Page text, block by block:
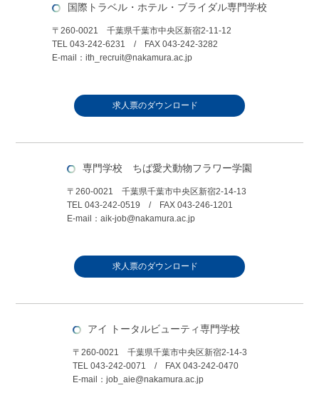
国際トラベル・ホテル・ブライダル専門学校
〒260-0021 千葉県千葉市中央区新宿2-11-12
TEL 043-242-6231 / FAX 043-242-3282
E-mail：ith_recruit@nakamura.ac.jp
求人票のダウンロード
専門学校 ちば愛犬動物フラワー学園
〒260-0021 千葉県千葉市中央区新宿2-14-13
TEL 043-242-0519 / FAX 043-246-1201
E-mail：aik-job@nakamura.ac.jp
求人票のダウンロード
アイ トータルビューティ専門学校
〒260-0021 千葉県千葉市中央区新宿2-14-3
TEL 043-242-0071 / FAX 043-242-0470
E-mail：job_aie@nakamura.ac.jp